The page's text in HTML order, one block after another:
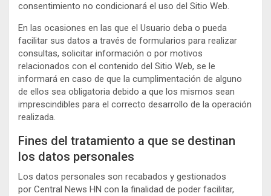
consentimiento no condicionará el uso del Sitio Web.
En las ocasiones en las que el Usuario deba o pueda
facilitar sus datos a través de formularios para realizar
consultas, solicitar información o por motivos
relacionados con el contenido del Sitio Web, se le
informará en caso de que la cumplimentación de alguno
de ellos sea obligatoria debido a que los mismos sean
imprescindibles para el correcto desarrollo de la operación
realizada.
Fines del tratamiento a que se destinan
los datos personales
Los datos personales son recabados y gestionados
por Central News HN con la finalidad de poder facilitar,